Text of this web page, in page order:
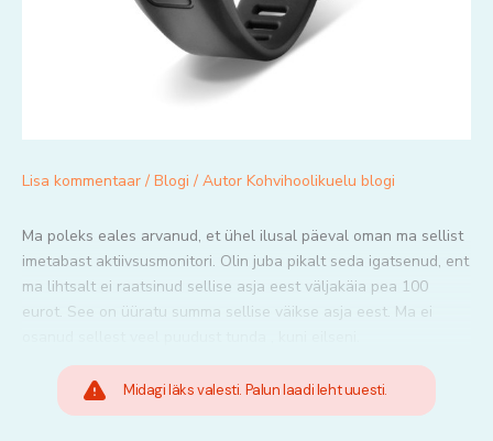
Lisa kommentaar / Blogi / Autor Kohvihoolikuelu blogi
Ma poleks eales arvanud, et ühel ilusal päeval oman ma sellist
imetabast aktiivsusmonitori. Olin juba pikalt seda igatsenud, ent
ma lihtsalt ei raatsinud sellise asja eest väljakäia pea 100
eurot. See on üüratu summa sellise väikse asja eest. Ma ei
Midagi läks valesti. Palun laadi leht uuesti.